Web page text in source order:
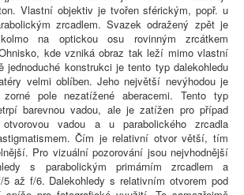
Vlastní objektiv je tvořen sférickým, popř. u
zrcadlem. Svazek odražený zpět je
na optickou osu rovinným zrcátkem
kde vzniká obraz tak leží mimo vlastní
jednoduché konstrukci je tento typ dalekohledu
velmi oblíben. Jeho největší nevýhodou je
pole nezatížené aberacemi. Tento typ
barevnou vadou, ale je zatížen pro případ
vadou a u parabolického zrcadla
Čím je relativní otvor větší, tím
Pro vizuální pozorování jsou nejvhodnější
s parabolickým primárním zrcadlem a
5 až f/6. Dalekohledy s relativním otvorem pod